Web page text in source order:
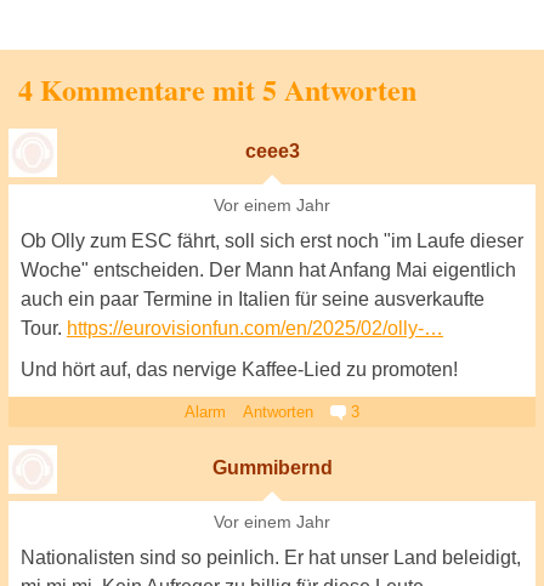
4 Kommentare mit 5 Antworten
ceee3
Vor einem Jahr
Ob Olly zum ESC fährt, soll sich erst noch "im Laufe dieser
Woche" entscheiden. Der Mann hat Anfang Mai eigentlich
auch ein paar Termine in Italien für seine ausverkaufte
Tour. https://eurovisionfun.com/en/2025/02/olly-…
Und hört auf, das nervige Kaffee-Lied zu promoten!
Alarm Antworten 3
Gummibernd
Vor einem Jahr
Nationalisten sind so peinlich. Er hat unser Land beleidigt,